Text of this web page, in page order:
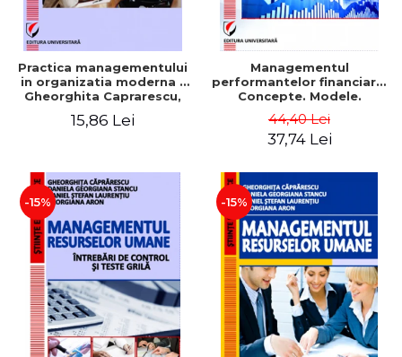
Practica managementului
in organizatia moderna -
Gheorghita Caprarescu,
Georgiana Aron
15,86 Lei
Managementul
performantelor financiare.
Concepte. Modele.
44,40 Lei
37,74 Lei
-15% -15%